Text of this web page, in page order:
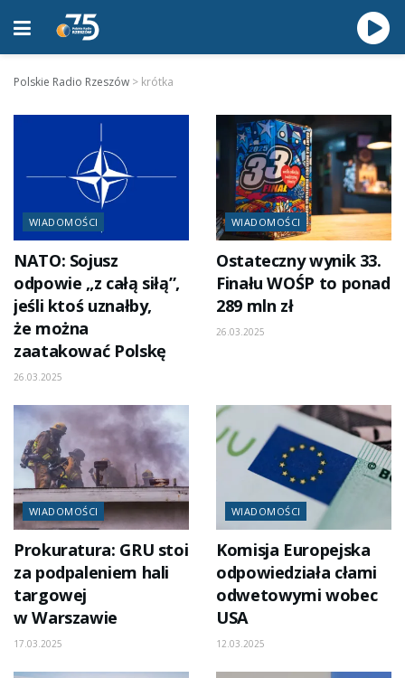
Polskie Radio Rzeszów > krótka
WIADOMOŚCI
NATO: Sojusz
odpowie „z całą siłą”,
jeśli ktoś uznałby,
że można
zaatakować Polskę
26.03.2025
WIADOMOŚCI
Ostateczny wynik 33.
Finału WOŚP to ponad
289 mln zł
26.03.2025
WIADOMOŚCI
Prokuratura: GRU stoi
za podpaleniem hali
targowej
w Warszawie
17.03.2025
WIADOMOŚCI
Komisja Europejska
odpowiedziała cłami
odwetowymi wobec
USA
12.03.2025